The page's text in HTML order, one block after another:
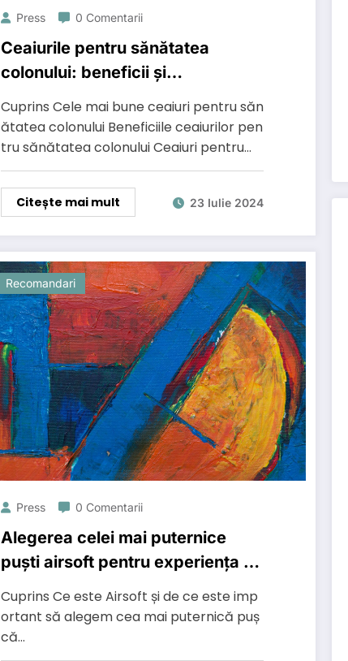
Press 0 Comentarii
Ceaiurile pentru sănătatea
colonului: beneficii și
recomandări.
Cuprins Cele mai bune ceaiuri pentru săn
ătatea colonului Beneficiile ceaiurilor pen
tru sănătatea colonului Ceaiuri pentru…
Citește mai mult 23 Iulie 2024
Recomandari
Press 0 Comentarii
Alegerea celei mai puternice
puști airsoft pentru experiența de
Cuprins Ce este Airsoft și de ce este imp
ortant să alegem cea mai puternică puș
că…